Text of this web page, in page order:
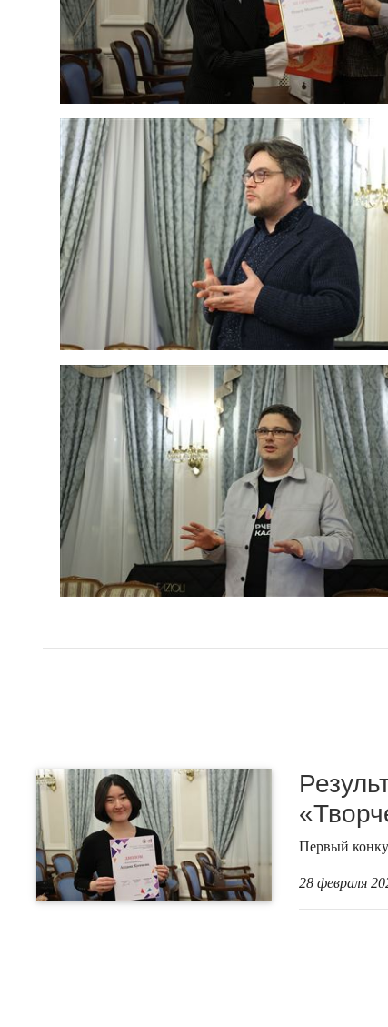
Первый
28 февраля